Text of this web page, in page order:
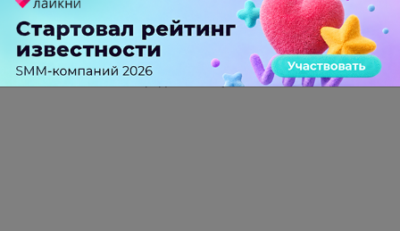
больше года назад
Заказная статья от Яндекса. Класс! А еще
Яндекс делает "Ай-яй-яй" за покупные ссылки.
Вы там определитесь уже.